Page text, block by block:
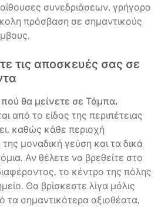
συνεδριάσεων, γρήγορο
πρόσβαση σε σημαντικούς
τις αποσκευές σας σε
θα μείνετε σε Τάμπα,
από το είδος της περιπέτειας
καθώς κάθε περιοχή
μοναδική γεύση και τα δικά
Αν θέλετε να βρεθείτε στο
το κέντρο της πόλης
Θα βρίσκεστε λίγα μόλις
τα σημαντικότερα αξιοθέατα,